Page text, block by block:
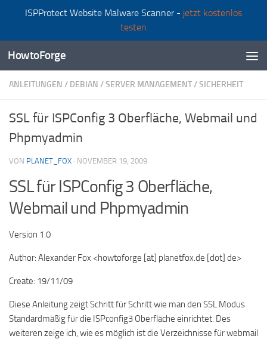
ISPProtect Website Malware Scanner - jetzt kostenlos
testen
Zum Inhalt springen
HowtoForge
ANLEITUNGEN / DEBIAN /SERVER MANAGEMENT/SICHERHEIT
SSL für ISPConfig 3 Oberfläche, Webmail und
Phpmyadmin
VON PLANET_FOX · NOVEMBER 19, 2009
SSL für ISPConfig 3 Oberfläche,
Webmail und Phpmyadmin
Version 1.0
Author: Alexander Fox <howtoforge [at] planetfox.de [dot] de>
Create: 19/11/09
Diese Anleitung zeigt Schritt für Schritt wie man den SSL Modus
Standardmäßig für die ISPconfig3 Oberfläche einrichtet. Des
weiteren zeige ich, wie es möglich ist die Verzeichnisse für webmail